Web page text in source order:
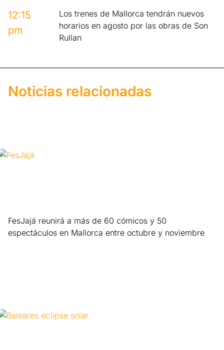
12:15
pm
Los trenes de Mallorca tendrán nuevos
horarios en agosto por las obras de Son
Rullan
Noticias relacionadas
FesJajá reunirá a más de 60 cómicos y 50
espectáculos en Mallorca entre octubre y noviembre